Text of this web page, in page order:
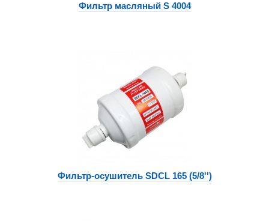
Фильтр масляный S 4004
Фильтр-осушитель SDCL 165 (5/8'')